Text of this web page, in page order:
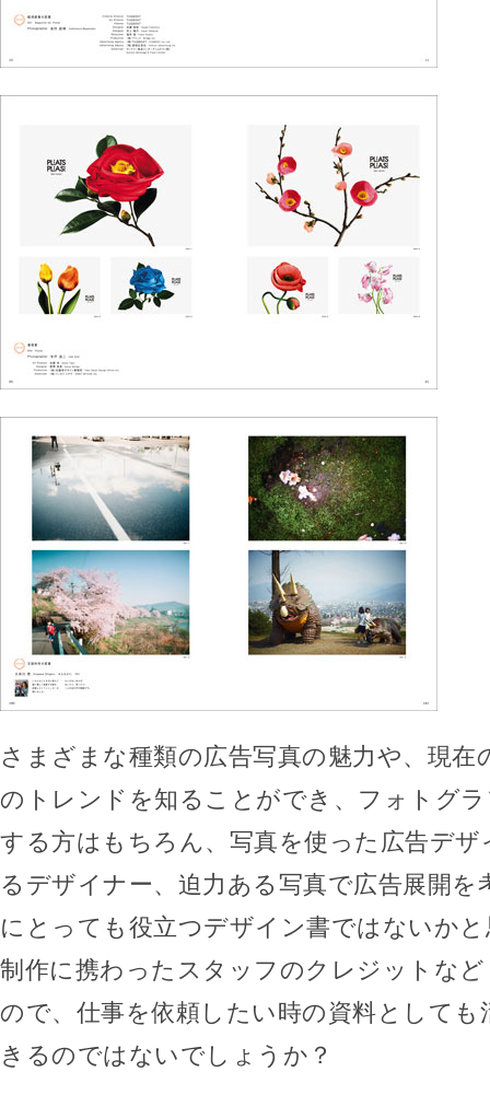
さまざまな種類の広告写真の魅力や、現在
のトレンドを知ることができ、フォトグ
する方はもちろん、写真を使った広告デ
るデザイナー、迫力ある写真で広告展開を
にとっても役立つデザイン書ではないか
制作に携わったスタッフのクレジットな
ので、仕事を依頼したい時の資料として
きるのではないでしょうか？